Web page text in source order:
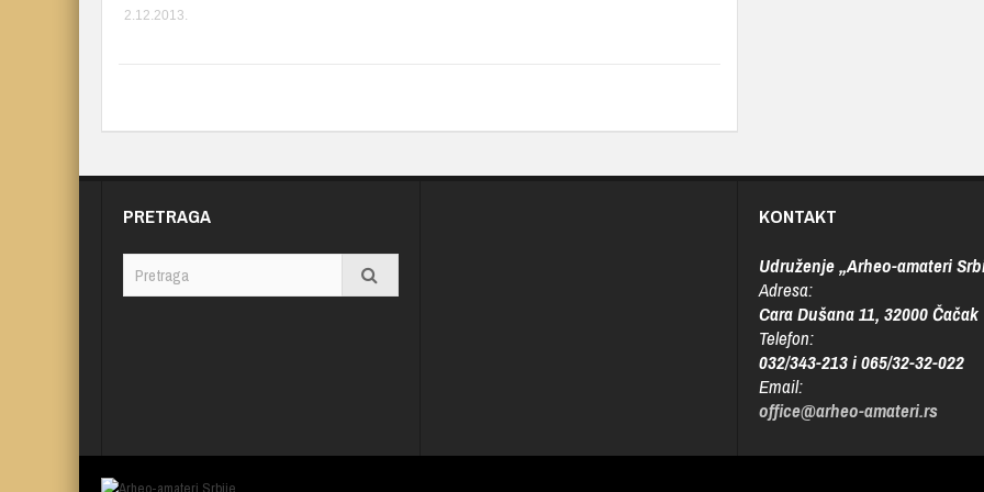
2.12.2013.
PRETRAGA
KONTAKT
Udruženje „Arheo-amateri
Adresa:
Cara Dušana 11, 32000 Čačak
Telefon:
032/343-213 i 065/32-32-022
Email:
office@arheo-amateri.rs